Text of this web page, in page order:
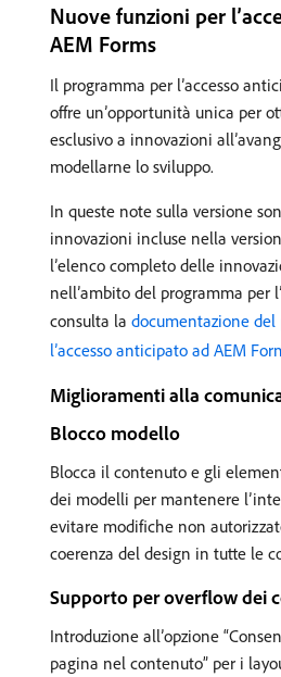
Nuove funzioni per
AEM Forms
Il programma per l’accesso
offre un’opportunità unica per
esclusivo a innovazioni
modellarne lo sviluppo.
In queste note sulla versione
innovazioni incluse nella
l’elenco completo delle
nell’ambito del programma per
consulta la documentazione
l’accesso anticipato ad AEM
Miglioramenti alla
Blocco modello
Blocca il contenuto e gli
dei modelli per mantenere
evitare modifiche non
coerenza del design in tutte le
Supporto per overflow dei
Introduzione all’opzione
pagina nel contenuto” per i